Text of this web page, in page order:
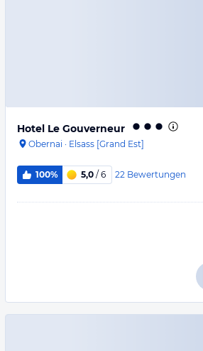
Hotel Le Gouverneur
Obernai · Elsass [Grand Est]
100% 5,0 / 6 22 Bewertungen